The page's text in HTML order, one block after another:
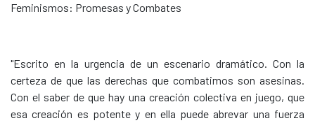
Feminismos: Promesas y Combates
"Escrito en la urgencia de un escenario dramático. Con la
certeza de que las derechas que combatimos son asesinas.
Con el saber de que hay una creación colectiva en juego, que
esa creación es potente y en ella puede abrevar una fuerza